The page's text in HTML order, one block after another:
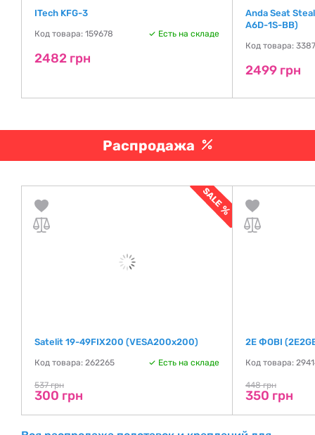
ITech KFG-3
Код товара: 159678 Есть на складе
2482 грн
Anda Seat
A6D-1S-BB)
Код товара:
2499 грн
Распродажа
Satelit 19-49FIX200 (VESA200х200)
Код товара: 262265 Есть на складе
537 грн
300 грн
2E ФОВІ
Код товара:
448 грн
350 грн